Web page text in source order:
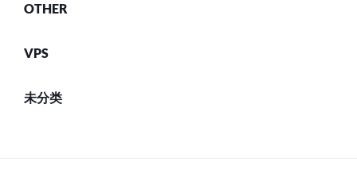
OTHER
VPS
未分类